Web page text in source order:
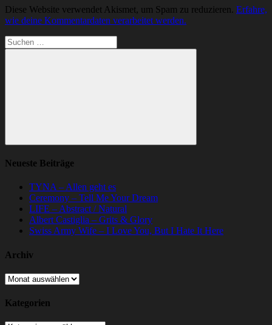
Diese Website verwendet Akismet, um Spam zu reduzieren. Erfahre,
wie deine Kommentardaten verarbeitet werden.
Suchen
nach:
Suchen
Neueste Beiträge
TYNA – Allen geht es
Ceremony – Tell Me Your Dream
LIFE – Abstract / Natural
Albert Castiglia – Grits & Glory
Swiss Army Wife – I Love You, But I Hate It Here
Archiv
Archiv
Kategorien